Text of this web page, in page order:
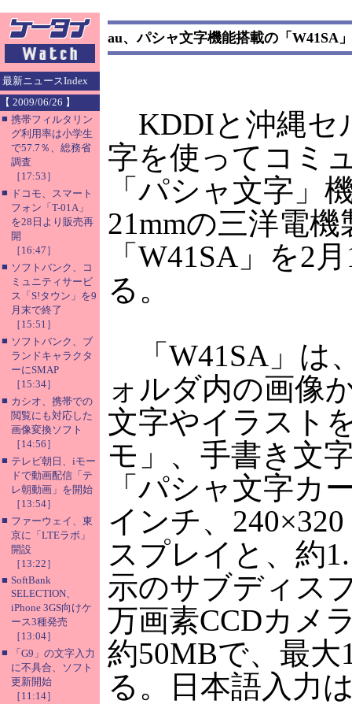
最新ニュースIndex
【 2009/06/26 】
■ 携帯フィルタリン
グ利用率は小学生
で57.7％、総務省
調査
［17:53］
■ ドコモ、スマート
フォン「T-01A」
を28日より販売再
開
［16:47］
■ ソフトバンク、コ
ミュニティサービ
ス「S!タウン」を9
月末で終了
［15:51］
■ ソフトバンク、ブ
ランドキャラクタ
ーにSMAP
［15:34］
■ カシオ、携帯での
閲覧にも対応した
画像変換ソフト
［14:56］
■ テレビ朝日、iモー
ドで動画配信「テ
レ朝動画」を開始
［13:54］
■ ファーウェイ、東
京に「LTEラボ」
開設
［13:22］
■ SoftBank
SELECTION、
iPhone 3GS向けケ
ース3種発売
［13:04］
■
「G9」の文字入力
に不具合、ソフト
更新開始
［11:14］
au、パシャ文字機能搭載の「W41SA
KDDIと沖縄セ
字を使ってコミ
「パシャ文字」
21mmの三洋電
「W41SA」を2
る。
「W41SA」は
ォルダ内の画像
文字やイラスト
モ」、手書き文
「パシャ文字カ
インチ、
スプレイと、約
示のサブディス
万画素CCDカメ
約50MBで、最
る。日本語入力